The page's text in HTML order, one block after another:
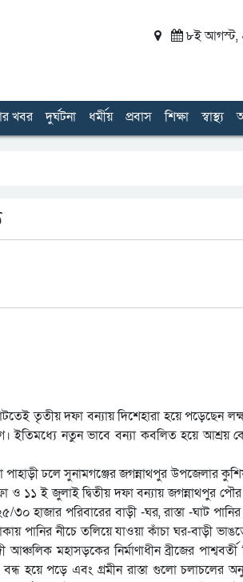
৮ই আগস্ট,
খবর দুর্ঘটনা ধর্মীয় প্রবাস শিক্ষা স্বাস্থ্য
তৃতীয় দফা বন্যায় দিশেহারা হয়ে পড়েছেন
ইতিমধ্যে নতুন ভাবে বন্যা কবলিত হয়ে আশ্রয়
ঢলে সুনামগঞ্জের জগন্নাথপুর উপজেলার
ও ১১ ই জুলাই দ্বিতীয় দফা বন্যায় জগন্নাথপুর
হাজার পরিবারের বাড়ী -ঘর, রাস্তা -ঘাট
পানির নীচে তলিয়ে যাওয়া কাঁচা ঘর-বাড়ী
মহাসড়কের নির্মাণাধীন ব্রীজের পাশ্ববর্তী
হয়ে পড়ে এবং গ্রমীন রাস্তা গুলো চলাচলের